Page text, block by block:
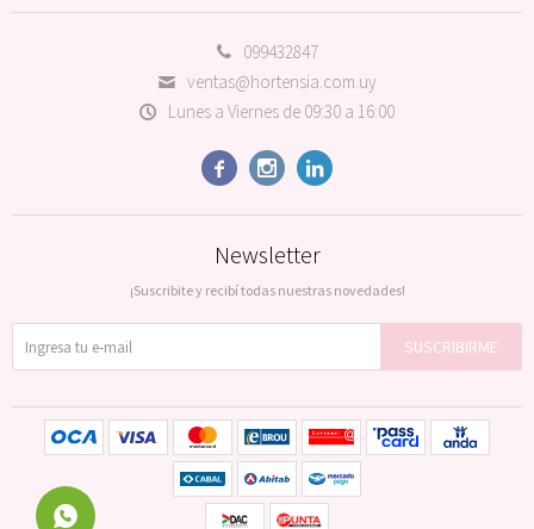
099432847
ventas@hortensia.com.uy
Lunes a Viernes de 09:30 a 16:00
  
Newsletter
¡Suscribite y recibí todas nuestras novedades!
SUSCRIBIRME